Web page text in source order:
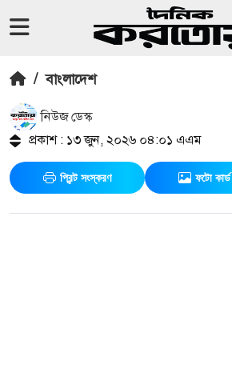
/ বাংলাদেশ
নিউজ ডেস্ক
প্রকাশ : ১৩ জুন, ২০২৬ ০৪:০১ এএম
প্রিন্ট সংস্করণ ফটো কার্ড